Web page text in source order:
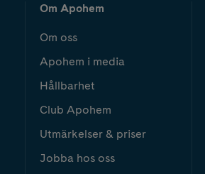
Om Apohem
Om oss
Apohem i media
Hållbarhet
Club Apohem
Utmärkelser & priser
Jobba hos oss